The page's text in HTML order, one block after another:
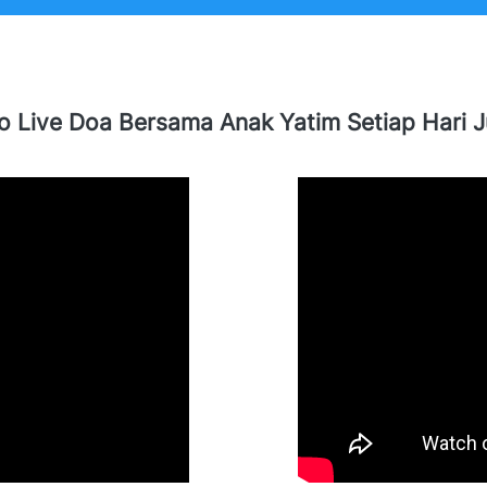
Live Doa Bersama Anak Yatim Setiap Hari